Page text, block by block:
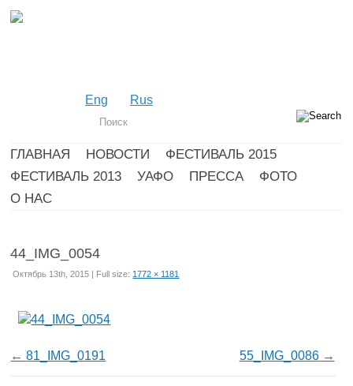
Eng Rus
ГЛАВНАЯ НОВОСТИ
ФЕСТИВАЛЬ 2015
ФЕСТИВАЛЬ 2013
УАФО ПРЕССА
ФОТО
О НАС
44_IMG_0054
Октябрь 13th, 2015 | Full size: 1772 × 1181
81_IMG_0191 55_IMG_0086